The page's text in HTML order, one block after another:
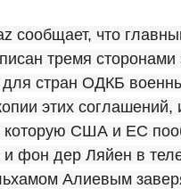
сообщает, что
тремя сторонами
стран ОДКБ
этих соглашений,
которую США и ЕС
и фон дер Ляйен в
Алиевым